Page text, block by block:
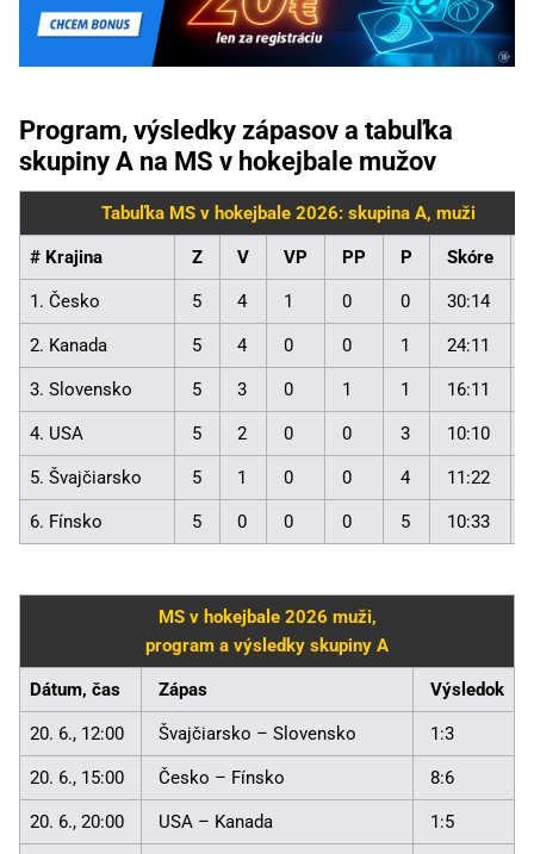
Program, výsledky zápasov a tabuľka
skupiny A na MS v hokejbale mužov
Tabuľka MS v hokejbale 2026: skupina A, muži
# Krajina Z V VP PP P Skóre
1. Česko 5 4 1 0 0 30:14
2. Kanada 5 4 0 0 1 24:11
3. Slovensko 5 3 0 1 1 16:11
4. USA 5 2 0 0 3 10:10
5. Švajčiarsko 5 1 0 0 4 11:22
6. Fínsko 5 0 0 0 5 10:33
MS v hokejbale 2026 muži,
program a výsledky skupiny A
Dátum, čas Zápas Výsledok
20. 6., 12:00 Švajčiarsko – Slovensko 1:3
20. 6., 15:00 Česko – Fínsko 8:6
20. 6., 20:00 USA – Kanada 1:5